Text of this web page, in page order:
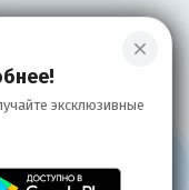
close
эксклюзивные